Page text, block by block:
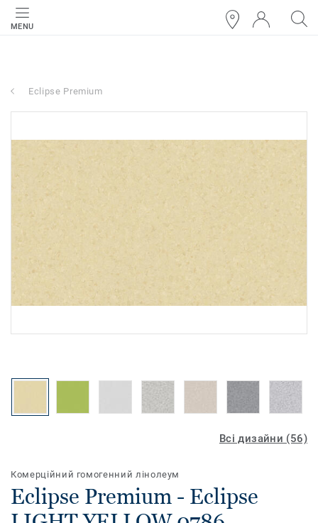
MENU
Eclipse Premium
Всі дизайни (56)
Комерційний гомогенний лінолеум
Eclipse Premium - Eclipse